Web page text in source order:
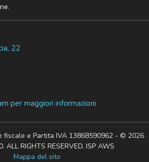
22
per maggiori informazioni
fiscale e Partita IVA 13868590962 - © 2026
ALL RIGHTS RESERVED. ISP AWS
Mappa del sito